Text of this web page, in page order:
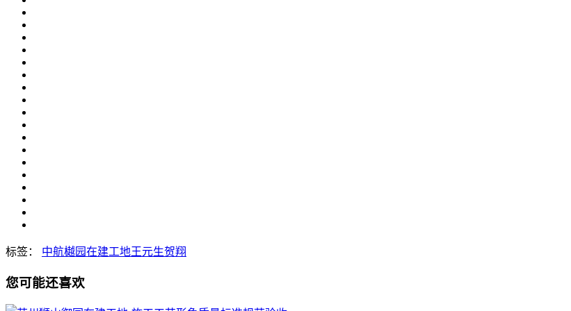
标签： 中航樾园在建工地王元生贺翔
您可能还喜欢